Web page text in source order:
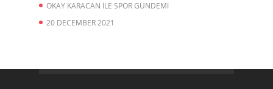
OKAY KARACAN İLE SPOR GÜNDEMI
20 DECEMBER 2021